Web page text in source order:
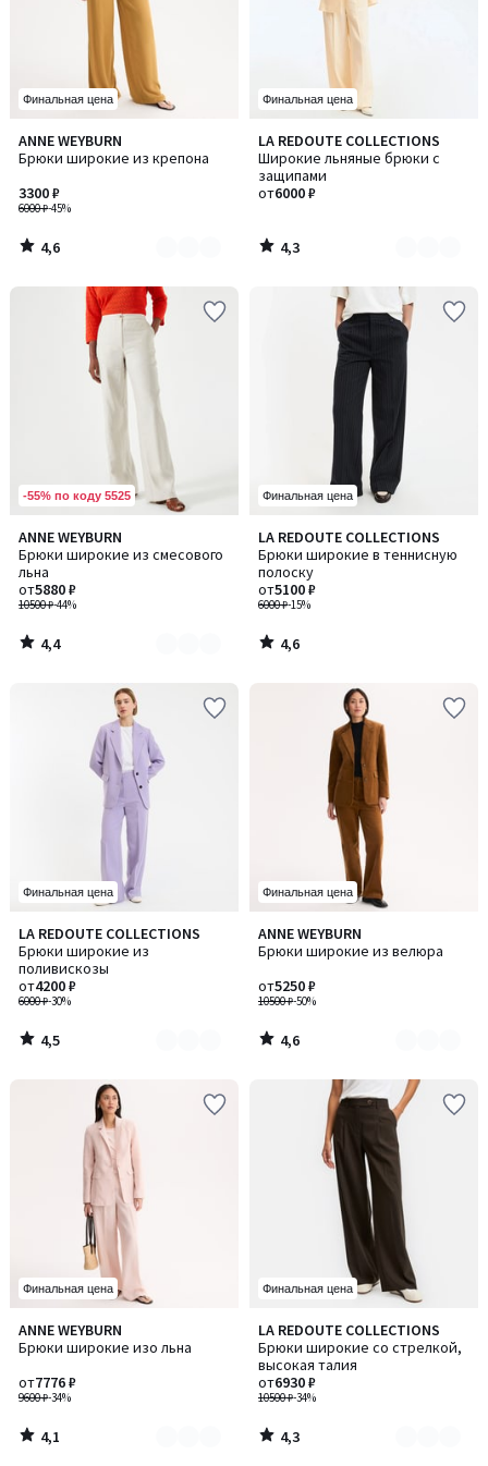
Финальная цена
ANNE WEYBURN
Брюки широкие из крепона
6000 ₽-45%
3300 ₽
4,6
/ 5
Количество
цветов:
2
4,6
/
Финальная цена
LA REDOUTE COLLECTIONS
Широкие льняные брюки с
защипами
от6000 ₽
4,3
/ 5
Количество
цветов:
4
4,3
/
-55% по коду 5525
ANNE WEYBURN
Брюки широкие из смесового
льна
10500 ₽-44%
от5880 ₽
4,4
/ 5
Количество
цветов:
2
4,4
/
Финальная цена
LA REDOUTE COLLECTIONS
Брюки широкие в теннисную
полоску
6000 ₽-15%
от5100 ₽
4,6
/ 5
4,6
/
Финальная цена
LA REDOUTE COLLECTIONS
Брюки широкие из
поливискозы
6000 ₽-30%
от4200 ₽
4,5
/ 5
Количество
цветов:
4
4,5
/
Финальная цена
ANNE WEYBURN
Брюки широкие из велюра
10500 ₽-50%
от5250 ₽
4,6
/ 5
Количество
цветов:
4,6
/
Финальная цена
ANNE WEYBURN
Брюки широкие изо льна
9600 ₽-34%
от7776 ₽
4,1
/ 5
Количество
цветов:
4,1
/
Финальная цена
LA REDOUTE COLLECTIONS
Брюки широкие со стрелкой,
высокая талия
10500 ₽-34%
от6930 ₽
4,3
/ 5
Количество
цветов:
2
4,3
/